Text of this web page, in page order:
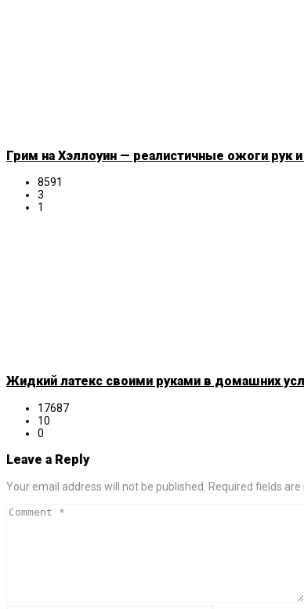
Грим на Хэллоуин — реалистичные ожоги рук
8591
3
1
Жидкий латекс своими руками в домашних
17687
10
0
Leave a Reply
Your email address will not be published. Required fields